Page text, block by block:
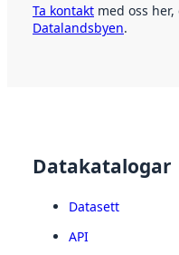
Ta kontakt med oss
Datalandsbyen.
Datakatalogar
Datasett
API